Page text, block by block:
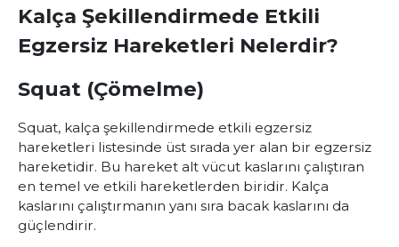
Kalça Şekillendirmede Etkili
Egzersiz Hareketleri Nelerdir?
Squat (Çömelme)
Squat, kalça şekillendirmede etkili egzersiz
hareketleri listesinde üst sırada yer alan bir egzersiz
hareketidir. Bu hareket alt vücut kaslarını çalıştıran
en temel ve etkili hareketlerden biridir. Kalça
kaslarını çalıştırmanın yanı sıra bacak kaslarını da
güçlendirir.